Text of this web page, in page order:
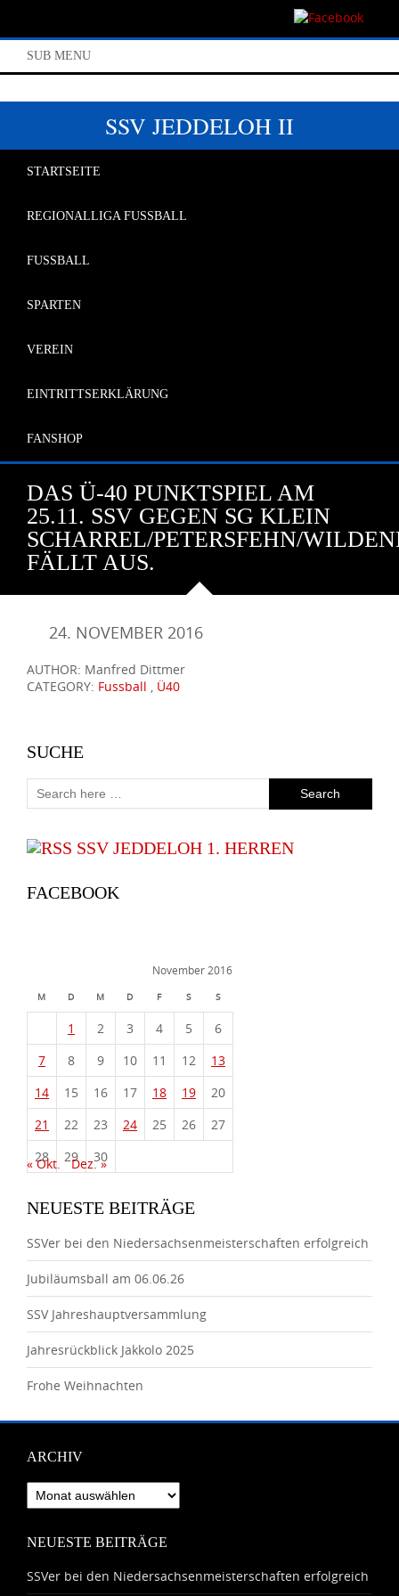
SUB MENU
SSV JEDDELOH II
STARTSEITE
REGIONALLIGA FUSSBALL
FUSSBALL
SPARTEN
VEREIN
EINTRITTSERKLÄRUNG
FANSHOP
DAS Ü-40 PUNKTSPIEL AM
25.11. SSV GEGEN SG KLEIN
SCHARREL/PETERSFEHN/
FÄLLT AUS.
24. NOVEMBER 2016
AUTHOR: Manfred Dittmer
CATEGORY: Fussball , Ü40
SUCHE
SSV JEDDELOH 1. HERREN
FACEBOOK
November 2016
M D M D F S S
1 2 3 4 5
6
7
8 9 10 11 12
13
14
15 16 17 18 19
20
21
22 23 24 25 26
27
28
29 30
« Okt. Dez. »
NEUESTE BEITRÄGE
SSVer bei den Niedersachsenmeisterschaften erfolgreich
Jubiläumsball am 06.06.26
SSV Jahreshauptversammlung
Jahresrückblick Jakkolo 2025
Frohe Weihnachten
ARCHIV
Archiv
NEUESTE BEITRÄGE
SSVer bei den Niedersachsenmeisterschaften erfolgreich